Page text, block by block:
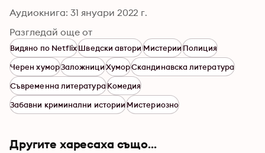
Аудиокнига: 31 януари 2022 г.
Разгледай още от
Видяно по NetflixШведски авториМистерииПолиция
Черен хуморЗаложнициХуморСкандинавска литература
Съвременна литератураКомедия
Забавни криминални историиМистериозно
Другите харесаха също...